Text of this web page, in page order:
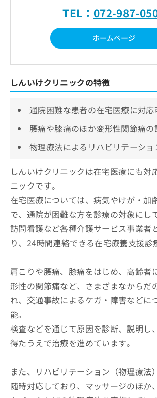
TEL： 072-987-
ホームページ
しんいけクリニックの特徴
通院困難な患者の在宅医療に対応
腰痛や膝痛のほか変形性関節痛
物理療法によるリハビリテーショ
しんいけクリニックは在宅医療にも対
ニックです。
在宅医療については、病気やけが・加
で、通院が困難な方を診療の対象にし
訪問看護など各種介護サービス事業者
り、24時間連絡できる在宅療養支援診
肩こりや腰痛、膝痛をはじめ、高齢者
形性の関節痛など、さまざまなからだ
れ、交通事故によるケガ・障害などに
能。
検査などを通じて原因を診断、説明し
得たうえで治療を進めています。
また、リハビリテーション（物理療法
随時対応しており、マッサージのほか